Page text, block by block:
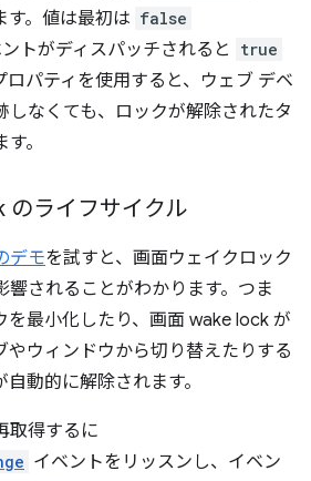
す。値は最初は false
トがディスパッチされると true
ロパティを使用すると、ウェブ デベ
しなくても、ロックが解除されたタ
。
のライフサイクル
デモを試すと、画面ウェイクロック
響されることがわかります。つま
を最小化したり、画面 wake lock が
やウィンドウから切り替えたりする
動的に解除されます。
取得するに
イベントをリッスンし、イベン